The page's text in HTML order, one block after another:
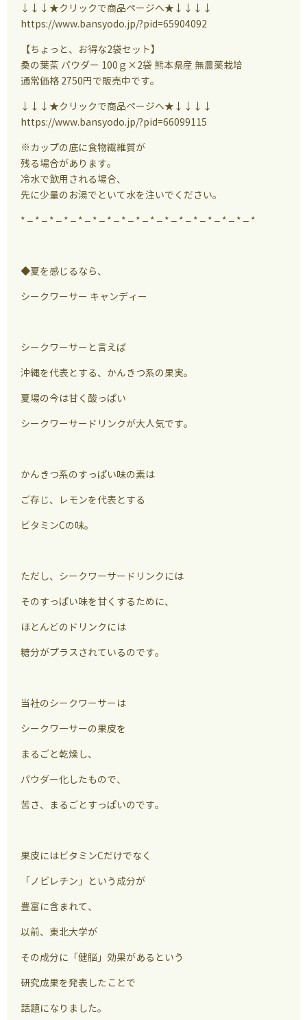
↓↓↓★クリックで商品ページへ★↓↓↓↓
https://www.bansyodo.jp/?pid=65904092
【ちょっと、お得な2袋セット】
桑の葉茶 パウダー 100ｇ×2袋 熊本県産 無農薬栽培
通常価格 2750円で販売中です。
↓↓↓★クリックで商品ページへ★↓↓↓↓
https://www.bansyodo.jp/?pid=66099115
※カップの底に食物繊維質が
残る場合があります。
冷水で飲用される場合、
先に少量のお湯でといて水を注いでください。
* – * – * – * – * – * – * – * – * – * – * – * – * – * – * – * – *
◆夏を感じるなら、
シークワーサー キャンディー
シークワーサーと言えば
沖縄を代表とする、かんきつ系の果実。
夏場の今は甘く酸っぱい
シークワーサードリンクが大人気です。
かんきつ系のすっぱい味の素は
ご存じ、レモンを代表とする
ビタミンCの味。
ただし、シークワ―サードリンクには
そのすっぱい味を甘くするために、
ほとんどのドリンクには
糖分がプラスされているのです。
当社のシークワーサーは
シークワ―サーの果皮を
まるごと乾燥し、
パウダー化したもので、
苦さ、まるごとすっぱいのです。
果皮にはビタミンCだけでなく
「ノビレチン」という成分が
豊富に含まれて、
以前、東北大学が
その成分に「健脳」効果があるという
研究成果を発表したことで
話題になりました。